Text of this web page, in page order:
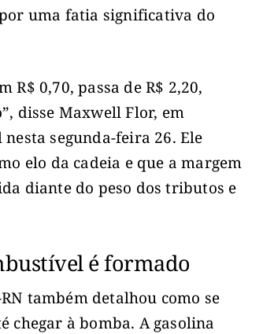
uma fatia significativa do
R$ 0,70, passa de R$ 2,20,
disse Maxwell Flor, em
segunda-feira 26. Ele
elo da cadeia e que a margem
diante do peso dos tributos e
é formado
também detalhou como se
chegar à bomba. A gasolina